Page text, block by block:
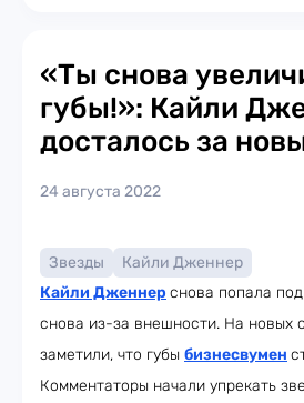
«Ты снова
губы!»: Кайли
досталось за
24 августа 2022
Звезды
Кайли Дженнер
Кайли Дженнер снова попала
снова из-за внешности. На новых
заметили, что губы бизнесвумен
Комментаторы начали упрекать